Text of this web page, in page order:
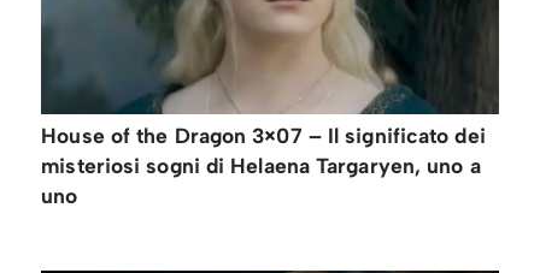
House of the Dragon 3×07 – Il significato dei
misteriosi sogni di Helaena Targaryen, uno a
uno